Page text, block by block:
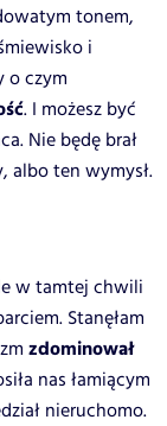
tonem,
i
o czym
. I możesz być
Nie będę brał
albo ten wymysł.
w tamtej chwili
Stanęłam
zdominował
nas łamiącym
nieruchomo.